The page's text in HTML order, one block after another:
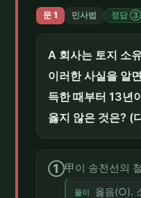
문 1 민사법 정답 ③
A 회사는 토지 소
이러한 사실을 알
득한 때부터 13년
옳지 않은 것은? (
①甲이 송전선의
풀이
옳음(○).